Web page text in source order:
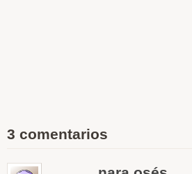
3 comentarios